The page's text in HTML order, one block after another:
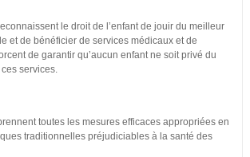
le droit de l’enfant de jouir du meilleur
et de bénéficier de services médicaux et de
de garantir qu’aucun enfant ne soit privé du
services.
toutes les mesures efficaces appropriées en
traditionnelles préjudiciables à la santé des